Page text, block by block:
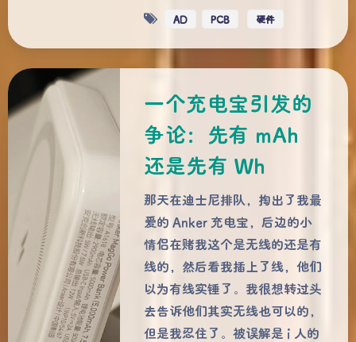
AD PCB 硬件
一个充电宝引发的
争论：先有 mAh
还是先有 Wh
那天在迪士尼排队，掏出了我最
爱的 Anker 充电宝，后边的小
情侣在赌我这个是无线的还是有
线的，然后看我插上了线，他们
以为有线实锤了。我很想转过头
去告诉他们其实无线也可以的，
但是我忍住了。被误解是 i 人的